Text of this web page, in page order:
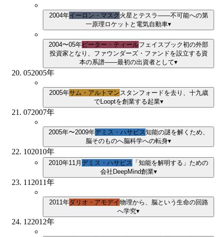
2004年イーロン・マスク 火星とテスラ——不可能への第
一原理 ロケットと電気自動車▾
2004〜05年ピーター・ティールフェイスブック初の外部
投資家となり、ファウンダーズ・ファンドを設立する資
本の系譜——最初の出資者として▾
052005年
2005年サム・アルトマン スタンフォードを去り、十九歳
でLooptを創業する起業▾
072007年
2005年〜2009年デミス・ハサビス知能の謎を解くため、
脳そのものへ脳科学への転身▾
102010年
2010年11月 デミス・ハサビス 「知能を解明する」ための
会社 DeepMind創業▾
11 2011年
2011年ダリオ・アモデイ物理から、脳という生命の回路
へ学究▾
122012年